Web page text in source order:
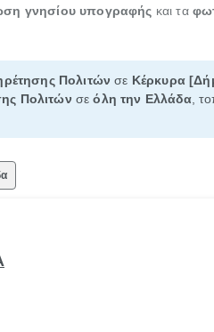
γνησίου υπογραφής και τα
Πολιτών σε Κέρκυρα
Πολιτών σεόλη την Ελλάδα,